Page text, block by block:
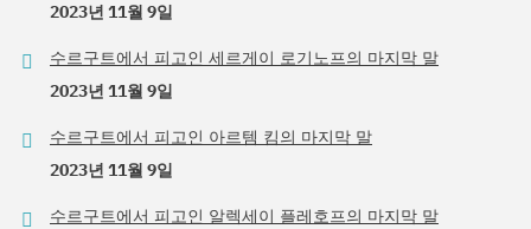
2023년 11월 9일
수르구트에서 피고인 세르게이 로기노프의 마지막 말
2023년 11월 9일
수르구트에서 피고인 아르템 킴의 마지막 말
2023년 11월 9일
수르구트에서 피고인 알렉세이 플레호프의 마지막 말